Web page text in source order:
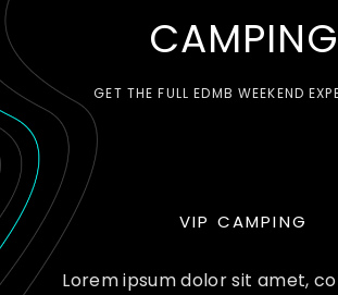
CAMPING
GET THE FULL EDMB WEEKEND
VIP CAMPING
Lorem ipsum dolor sit amet,